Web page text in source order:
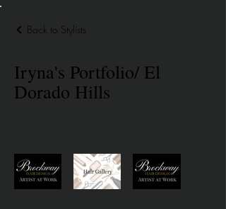
Back to Stylists
Iryna's Portfolio/ El
Dorado Hills